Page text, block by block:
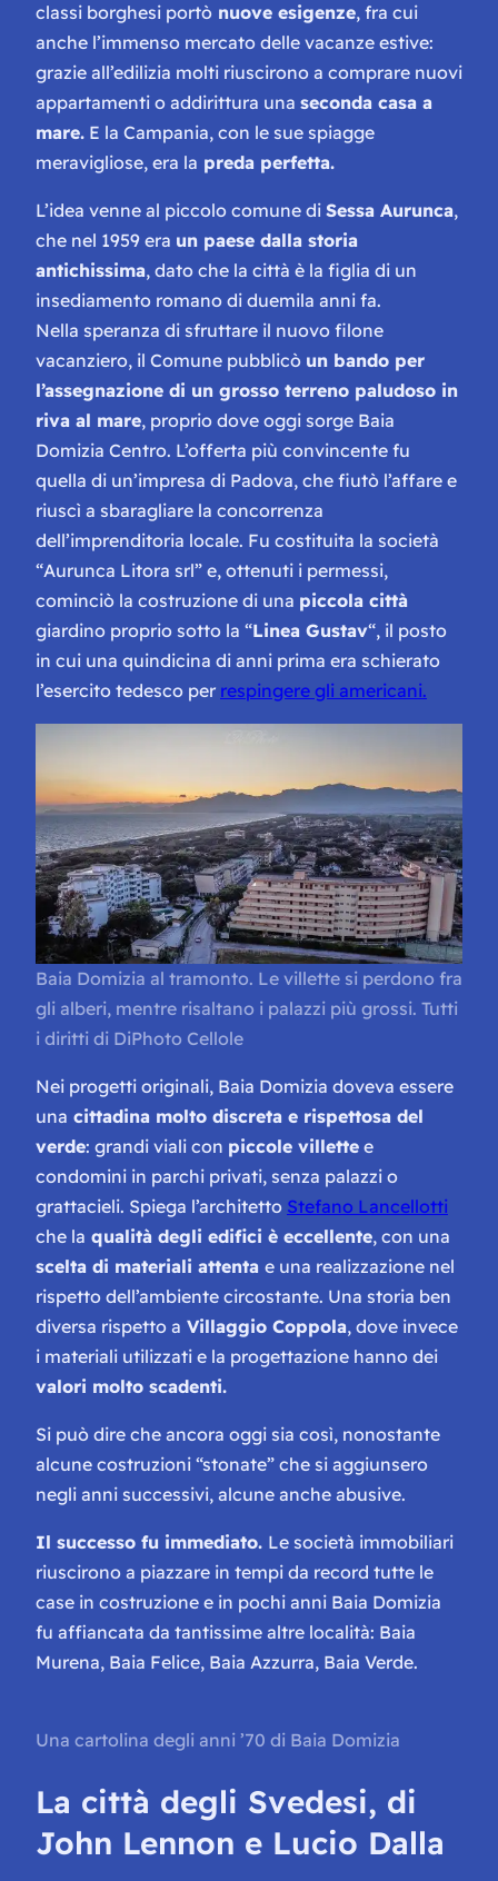
classi borghesi portò nuove esigenze, fra cui
anche l’immenso mercato delle vacanze estive:
grazie all’edilizia molti riuscirono a comprare nuovi
appartamenti o addirittura una seconda casa a
mare. E la Campania, con le sue spiagge
meravigliose, era la preda perfetta.
L’idea venne al piccolo comune di Sessa Aurunca,
che nel 1959 era un paese dalla storia
antichissima, dato che la città è la figlia di un
insediamento romano di duemila anni fa.
Nella speranza di sfruttare il nuovo filone
vacanziero, il Comune pubblicò un bando per
l’assegnazione di un grosso terreno paludoso in
riva al mare, proprio dove oggi sorge Baia
Domizia Centro. L’offerta più convincente fu
quella di un’impresa di Padova, che fiutò l’affare e
riuscì a sbaragliare la concorrenza
dell’imprenditoria locale. Fu costituita la società
“Aurunca Litora srl” e, ottenuti i permessi,
cominciò la costruzione di una piccola città
giardino proprio sotto la “Linea Gustav“, il posto
in cui una quindicina di anni prima era schierato
l’esercito tedesco per respingere gli americani.
Baia Domizia al tramonto. Le villette si perdono fra
gli alberi, mentre risaltano i palazzi più grossi. Tutti
i diritti di DiPhoto Cellole
Nei progetti originali, Baia Domizia doveva essere
una cittadina molto discreta e rispettosa del
verde: grandi viali con piccole villette e
condomini in parchi privati, senza palazzi o
grattacieli. Spiega l’architetto Stefano Lancellotti
che la qualità degli edifici è eccellente, con una
scelta di materiali attenta e una realizzazione nel
rispetto dell’ambiente circostante. Una storia ben
diversa rispetto a Villaggio Coppola, dove invece
i materiali utilizzati e la progettazione hanno dei
valori molto scadenti.
Si può dire che ancora oggi sia così, nonostante
alcune costruzioni “stonate” che si aggiunsero
negli anni successivi, alcune anche abusive.
Il successo fu immediato. Le società immobiliari
riuscirono a piazzare in tempi da record tutte le
case in costruzione e in pochi anni Baia Domizia
fu affiancata da tantissime altre località: Baia
Murena, Baia Felice, Baia Azzurra, Baia Verde.
Una cartolina degli anni ’70 di Baia Domizia
La città degli Svedesi, di
John Lennon e Lucio Dalla